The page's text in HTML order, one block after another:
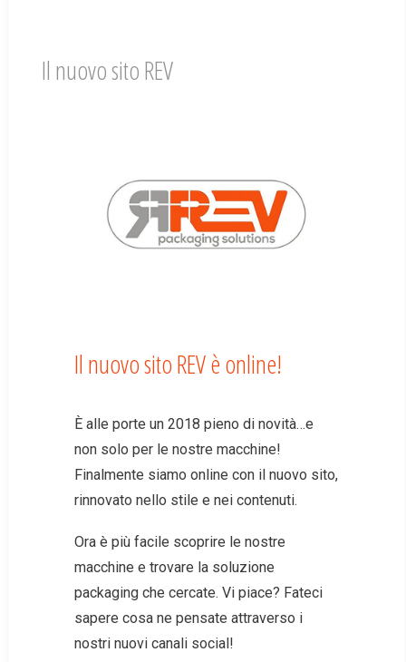
Il nuovo sito REV
Il nuovo sito REV è online!
È alle porte un 2018 pieno di novità…e
non solo per le nostre macchine!
Finalmente siamo online con il nuovo sito,
rinnovato nello stile e nei contenuti.
Ora è più facile scoprire le nostre
macchine e trovare la soluzione
packaging che cercate. Vi piace? Fateci
sapere cosa ne pensate attraverso i
nostri nuovi canali social!